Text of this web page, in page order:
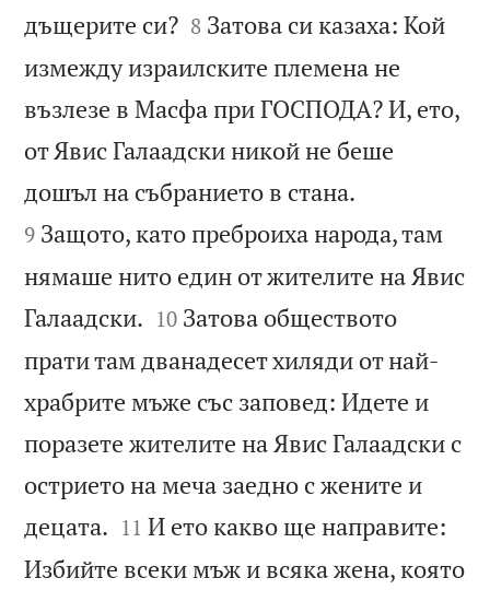
дъщерите си?
8 Затова си казаха: Кой
измежду израилските племена не
възлезе в Масфа при ГОСПОДА? И, ето,
от Явис Галаадски никой не беше
дошъл на събранието в стана.
9 Защото, като преброиха народа, там
нямаше нито един от жителите на Явис
Галаадски. 

10 Затова обществото
прати там дванадесет хиляди от най-
храбрите мъже със заповед: Идете и
поразете жителите на Явис Галаадски с
острието на меча заедно с жените и
децата. 

11 И ето какво ще направите:
Избийте всеки мъж и всяка жена, която